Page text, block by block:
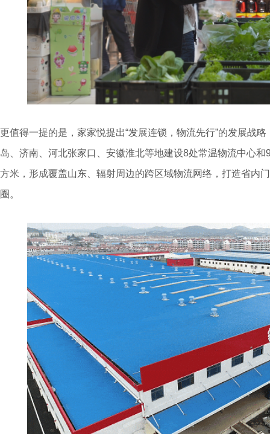
更值得一提的是，家家悦提出“发展连锁，物流先行”的发展战
岛、济南、河北张家口、安徽淮北等地建设8处常温物流中心
方米，形成覆盖山东、辐射周边的跨区域物流网络，打造省内
圈。